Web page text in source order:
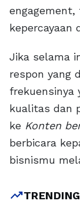
engagement,
kepercayaan
Jika selama
respon yang
frekuensinya
kualitas dan
ke Konten
berbicara
bisnismu
trending_up